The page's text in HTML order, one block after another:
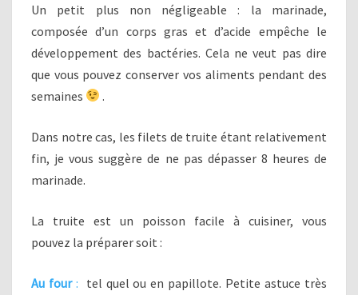
Un petit plus non négligeable : la marinade,
composée d’un corps gras et d’acide empêche le
développement des bactéries. Cela ne veut pas dire
que vous pouvez conserver vos aliments pendant des
semaines
.
Dans notre cas, les filets de truite étant relativement
fin, je vous suggère de ne pas dépasser 8 heures de
marinade.
La truite est un poisson facile à cuisiner, vous
pouvez la préparer soit :
Au four: tel quel ou en papillote. Petite astuce très